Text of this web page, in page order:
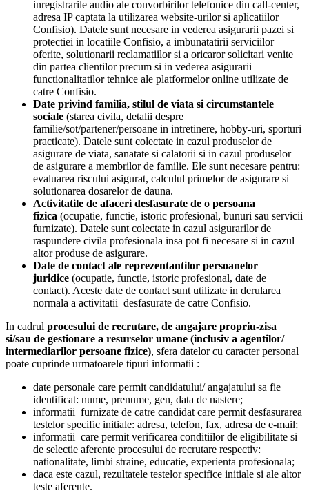
inregistrarile audio ale convorbirilor telefonice din call-center,
adresa IP captata la utilizarea website-urilor si aplicatiilor
Confisio). Datele sunt necesare in vederea asigurarii pazei si
protectiei in locatiile Confisio, a imbunatatirii serviciilor
oferite, solutionarii reclamatiilor si a oricaror solicitari venite
din partea clientilor precum si in vederea asigurarii
functionalitatilor tehnice ale platformelor online utilizate de
catre Confisio.
Date privind familia, stilul de viata si circumstantele
sociale (starea civila, detalii despre
familie/sot/partener/persoane in intretinere, hobby-uri, sporturi
practicate). Datele sunt colectate in cazul produselor de
asigurare de viata, sanatate si calatorii si in cazul produselor
de asigurare a membrilor de familie. Ele sunt necesare pentru:
evaluarea riscului asigurat, calculul primelor de asigurare si
solutionarea dosarelor de dauna.
Activitatile de afaceri desfasurate de o persoana
fizica (ocupatie, functie, istoric profesional, bunuri sau servicii
furnizate). Datele sunt colectate in cazul asigurarilor de
raspundere civila profesionala insa pot fi necesare si in cazul
altor produse de asigurare.
Date de contact ale reprezentantilor persoanelor
juridice (ocupatie, functie, istoric profesional, date de
contact). Aceste date de contact sunt utilizate in derularea
normala a activitatii desfasurate de catre Confisio.
In cadrul procesului de recrutare, de angajare propriu-zisa
si/sau de gestionare a resurselor umane (inclusiv a agentilor/
intermediarilor persoane fizice), sfera datelor cu caracter personal
poate cuprinde urmatoarele tipuri informatii :
date personale care permit candidatului/ angajatului sa fie
identificat: nume, prenume, gen, data de nastere;
informatii furnizate de catre candidat care permit desfasurarea
testelor specific initiale: adresa, telefon, fax, adresa de e-mail;
informatii care permit verificarea conditiilor de eligibilitate si
de selectie aferente procesului de recrutare respectiv:
nationalitate, limbi straine, educatie, experienta profesionala;
daca este cazul, rezultatele testelor specifice initiale si ale altor
teste aferente.